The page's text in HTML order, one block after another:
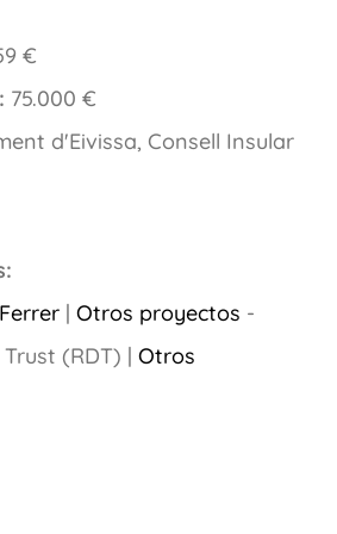
€
75.000 €
d'Eivissa, Consell Insular
| Otros proyectos -
(RDT) | Otros